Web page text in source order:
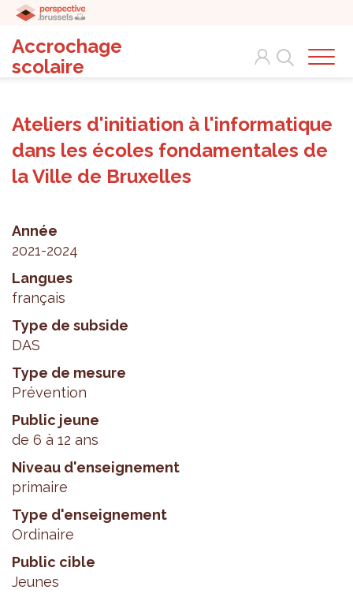
Accrochage
scolaire
Search
Ateliers d'initiation à l'informatique
dans les écoles fondamentales de
la Ville de Bruxelles
Année
2021-2024
Langues
français
Type de subside
DAS
Type de mesure
Prévention
Public jeune
de 6 à 12 ans
Niveau d'enseignement
primaire
Type d'enseignement
Ordinaire
Public cible
Jeunes